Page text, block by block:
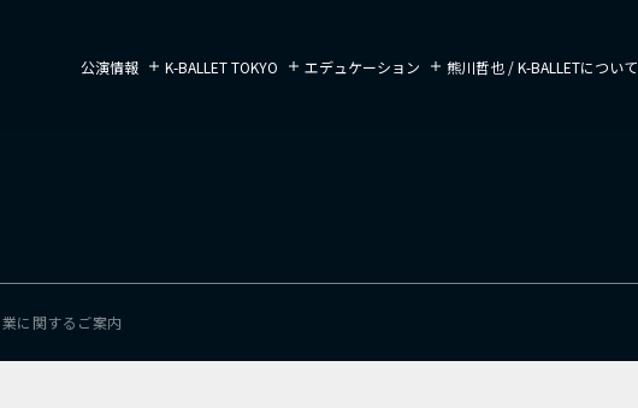
公演情報 K-BALLET TOKYO エデュケーション 熊川哲也 / K-BALLETについて
に関するご案内